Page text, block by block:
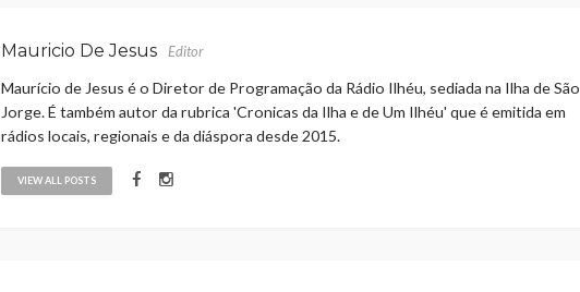
Mauricio De Jesus Editor
Maurício de Jesus é o Diretor de Programação da Rádio Ilhéu, sediada na Ilha de São
Jorge. É também autor da rubrica 'Cronicas da Ilha e de Um Ilhéu' que é emitida em
rádios locais, regionais e da diáspora desde 2015.
VIEW ALL POSTS